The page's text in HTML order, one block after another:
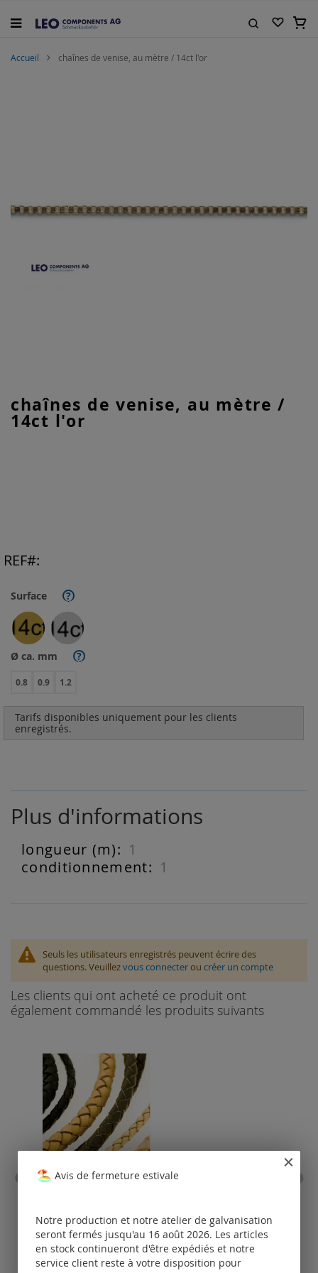
au
Mon
Accueil chaînes de venise, au mètre / 14ct l'or
chaînes de venise, au mètre /
14ct l'or
Surface ?
Ø ca. mm ?
0.8 0.9 1.2
Tarifs disponibles uniquement pour les clients
enregistrés.
REF
to
the
beginning
Plus d'informations
Plus
d'informations
1
1
Seuls les utilisateurs enregistrés peuvent écrire des
questions. Veuillezvous connecterou créer un compte
Les clients qui ont acheté ce produit ont
également commandé les produits suivants
Tarifs
disponibles
uniquement
pour les clients
Avis de fermeture estivale
Notre production et notre atelier de galvanisation
seront fermés jusqu'au 16 août 2026. Les articles
en stock continueront d'être expédiés et notre
service client reste à votre disposition pour